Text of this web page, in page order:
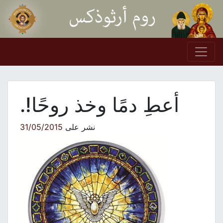
Skip to content
Main Navigation
أعطِ دمًا وخذ روحًا!.
نشر على31/05/2015